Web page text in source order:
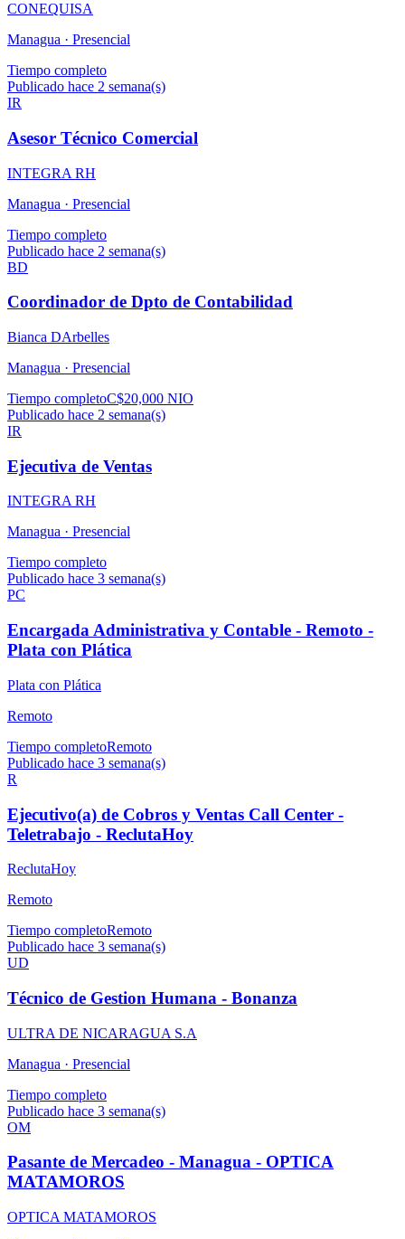
CONEQUISA
Managua · Presencial
Tiempo completo
Publicado hace 2 semana(s)
IR
Asesor Técnico Comercial
INTEGRA RH
Managua · Presencial
Tiempo completo
Publicado hace 2 semana(s)
BD
Coordinador de Dpto de Contabilidad
Bianca DArbelles
Managua · Presencial
Tiempo completoC$20,000 NIO
Publicado hace 2 semana(s)
IR
Ejecutiva de Ventas
INTEGRA RH
Managua · Presencial
Tiempo completo
Publicado hace 3 semana(s)
PC
Encargada Administrativa y Contable - Remoto -
Plata con Plática
Plata con Plática
Remoto
Tiempo completoRemoto
Publicado hace 3 semana(s)
R
Ejecutivo(a) de Cobros y Ventas Call Center -
Teletrabajo - ReclutaHoy
ReclutaHoy
Remoto
Tiempo completoRemoto
Publicado hace 3 semana(s)
UD
Técnico de Gestion Humana - Bonanza
ULTRA DE NICARAGUA S.A
Managua · Presencial
Tiempo completo
Publicado hace 3 semana(s)
OM
Pasante de Mercadeo - Managua - OPTICA
MATAMOROS
OPTICA MATAMOROS